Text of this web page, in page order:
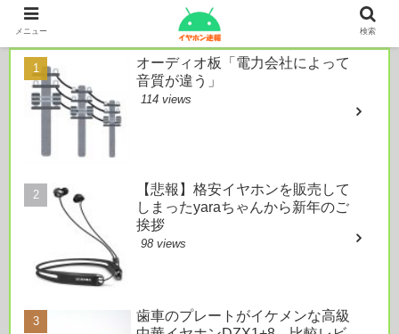
本日のおすすめ
オーディオ板「電力会社によって
音質が違う」
114 views
【悲報】格安イヤホンを販売して
しまったyaraちゃんから新年のご
挨拶
98 views
歯車のプレートがイケメンな高級
メニュー 検索